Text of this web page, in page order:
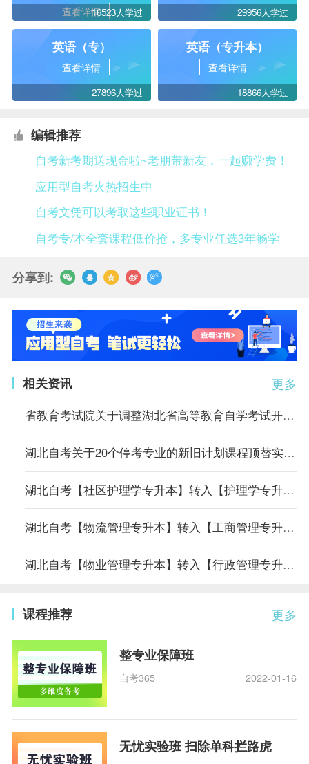
查看详情16523人学过 29956人学过
英语（专）
查看详情
27896人学过
英语（专升本）
查看详情
18866人学过
编辑推荐
自考新考期送现金啦~老朋带新友，一起赚学费！
应用型自考火热招生中
自考文凭可以考取这些职业证书！
自考专/本全套课程低价抢，多专业任选3年畅学
分享到:
更多
相关资讯
省教育考试院关于调整湖北省高等教育自学考试开考专业考试计划的通告
湖北自考关于20个停考专业的新旧计划课程顶替实施方案
湖北自考【社区护理学专升本】转入【护理学专升本】专业课程顶替表
湖北自考【物流管理专升本】转入【工商管理专升本】专业课程顶替表
湖北自考【物业管理专升本】转入【行政管理专升本】专业课程顶替表
更多
课程推荐
整专业保障班
自考365 2022-01-16
无忧实验班 扫除单科拦路虎